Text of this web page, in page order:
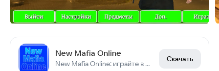
New Mafia Online
New Mafia Online: играйте в мафию с друзьями и игроками со всего мира.
Скачать